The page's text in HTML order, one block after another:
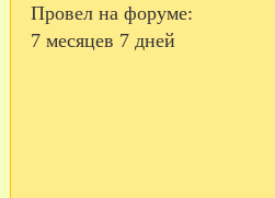
Провел на форуме:
7 месяцев 7 дней